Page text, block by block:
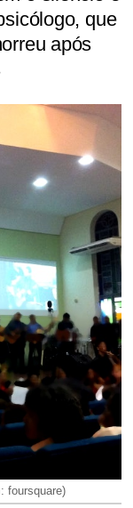
que
após
foursquare)